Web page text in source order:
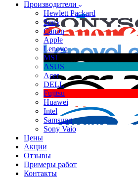
Производители
Hewlett Packard
Sony
Canon
Apple
Lenovo
MSI
ASUS
Acer
DELL
Fujitsu
Huawei
Intel
Samsung
Sony Vaio
Цены
Акции
Отзывы
Примеры работ
Контакты